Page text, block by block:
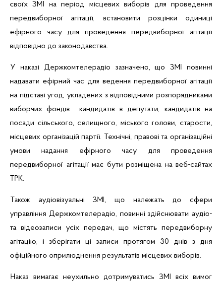
своїх ЗМІ на період місцевих виборів для проведення
передвиборної агітації, встановити розцінки одиниці
ефірного часу для проведення передвиборної агітації
відповідно до законодавства.
У наказі Держкомтелерадіо зазначено, що ЗМІ повинні
надавати ефірний час для ведення передвиборної агітації
на підставі угод, укладених з відповідними розпорядниками
виборчих фондів
кандидатів в депутати, кандидатів на
посади сільського, селищного, міського голови, старости,
місцевих організацій партії.
Технічні, правові та організаційні
умови надання ефірного часу для проведення
передвиборної агітації має бути розміщена на веб-сайтах
ТРК.
Також аудіовізуальні ЗМІ, що належать до сфери
управління Держкомтелерадіо, повинні здійснювати аудіо-
та відеозаписи усіх передач, що містять передвиборну
агітацію, і зберігати ці записи протягом 30 днів з дня
офіційного оприлюднення результатів місцевих виборів.
Наказ вимагає неухильно дотримуватись ЗМІ всіх вимог